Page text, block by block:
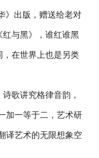
》出版，赠送给老对
与黑》，谁红谁黑
在世界上也是另类
歌讲究格律音韵，
加一等于二，艺术研
译艺术的无限想象空